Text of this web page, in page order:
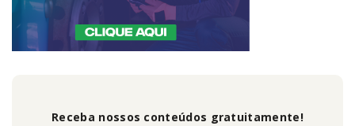
Receba nossos conteúdos gratuitamente!